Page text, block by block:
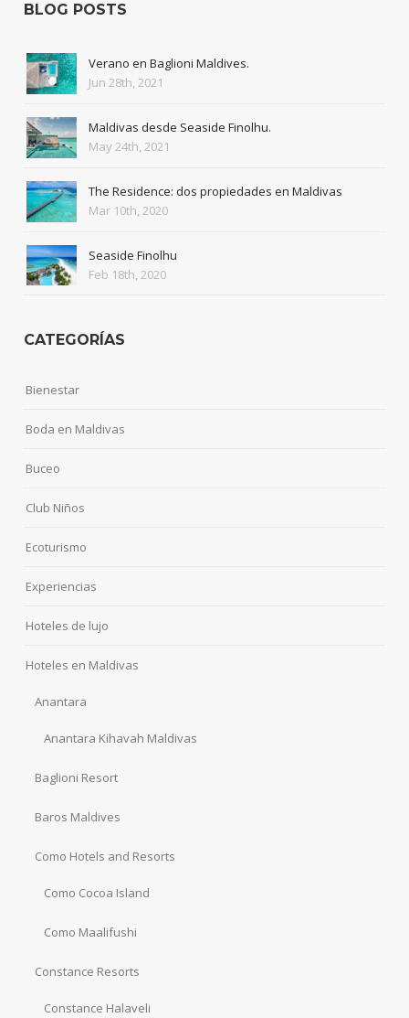
BLOG POSTS
Verano en Baglioni Maldives.
Jun 28th, 2021
Maldivas desde Seaside Finolhu.
May 24th, 2021
The Residence: dos propiedades en Maldivas
Mar 10th, 2020
Seaside Finolhu
Feb 18th, 2020
CATEGORÍAS
Bienestar
Boda en Maldivas
Buceo
Club Niños
Ecoturismo
Experiencias
Hoteles de lujo
Hoteles en Maldivas
Anantara
Anantara Kihavah Maldivas
Baglioni Resort
Baros Maldives
Como Hotels and Resorts
Como Cocoa Island
Como Maalifushi
Constance Resorts
Constance Halaveli